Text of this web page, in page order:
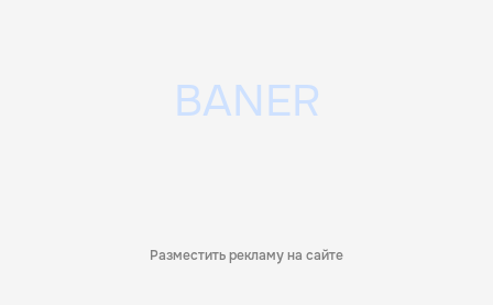
Разместить рекламу на сайте